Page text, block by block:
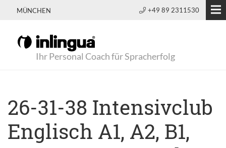
MÜNCHEN +49 89 2311530
Ihr Personal Coach für Spracherfolg
26-31-38 Intensivclub
Englisch A1, A2, B1,